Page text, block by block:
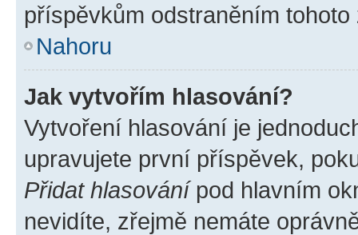
příspěvkům odstraněním
Nahoru
Jak vytvořím hlasování?
Vytvoření hlasování je
upravujete první příspěvek,
Přidat hlasovánípod hlavním
nevidíte, zřejmě nemáte